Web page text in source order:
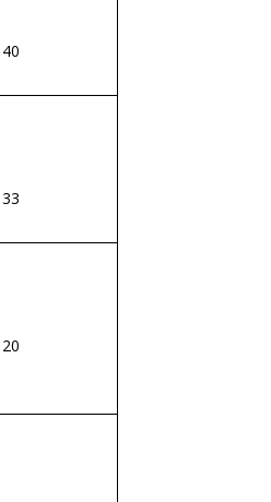
40
33
20